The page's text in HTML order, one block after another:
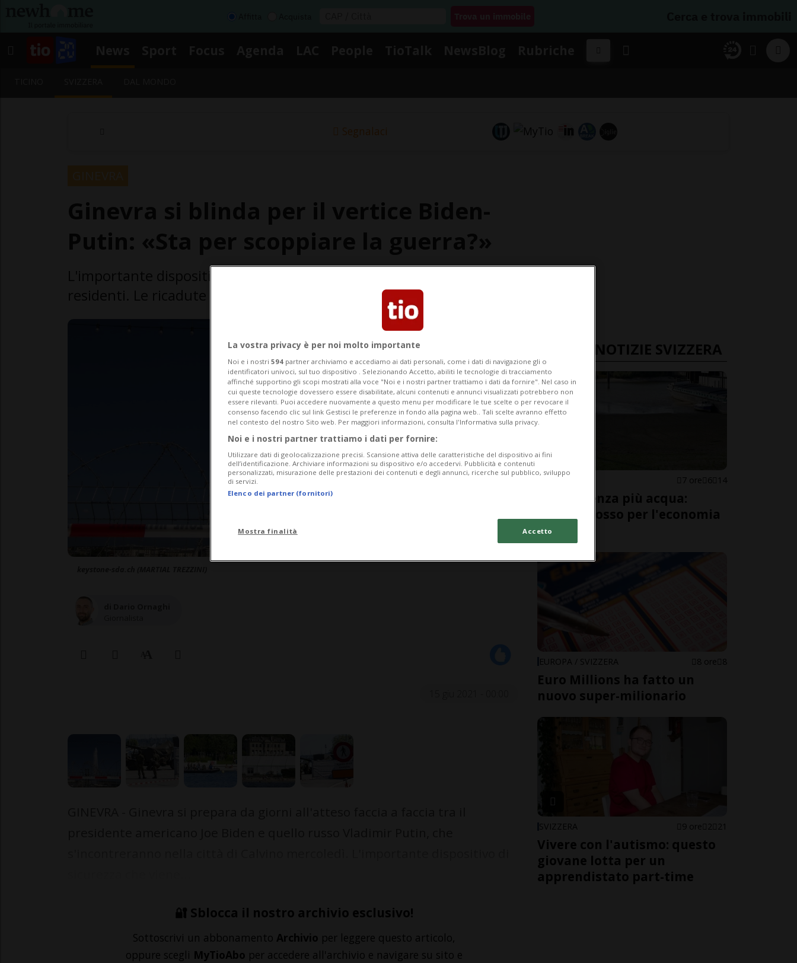
Segnalaci
residenti. Le ricadute positive, però, non sfuggono.
🔐 Sblocca il nostro archivio esclusivo!
Sottoscrivi un abbonamento Archivio per leggere questo articolo,
oppure scegli MyTioAbo per accedere all'archivio e navigare su sito e
ULTIME NOTIZIE SVIZZERA
SVIZZERA 7 ore 6 14
Il Reno senza più acqua:
allarme rosso per l'economia
svizzera
EUROPA / SVIZZERA 8 ore 8
Euro Millions ha fatto un
nuovo super-milionario
SVIZZERA 9 ore 2 21
Vivere con l'autismo: questo
giovane lotta per un
apprendistato part-time
La vostra privacy è per noi molto importante
Noi e i nostri 594 partner archiviamo e accediamo ai dati personali, come i dati di navigazione gli o
identificatori univoci, sul tuo dispositivo . Selezionando Accetto, abiliti le tecnologie di tracciamento
affinché supportino gli scopi mostrati alla voce "Noi e i nostri partner trattiamo i dati da fornire". Nel caso in
cui queste tecnologie dovessero essere disabilitate, alcuni contenuti e annunci visualizzati potrebbero non
essere rilevanti. Puoi accedere nuovamente a questo menu per modificare le tue scelte o per revocare il
consenso facendo clic sul link Gestisci le preferenze in fondo alla pagina web.. Tali scelte avranno effetto
nel contesto del nostro Sito web. Per maggiori informazioni, consulta l'Informativa sulla privacy.
Noi e i nostri partner trattiamo i dati per fornire:
Utilizzare dati di geolocalizzazione precisi. Scansione attiva delle caratteristiche del dispositivo ai fini
dell’identificazione. Archiviare informazioni su dispositivo e/o accedervi. Pubblicità e contenuti
personalizzati, misurazione delle prestazioni dei contenuti e degli annunci, ricerche sul pubblico, sviluppo
di servizi.
Elenco dei partner (fornitori)
Mostra finalità Accetto